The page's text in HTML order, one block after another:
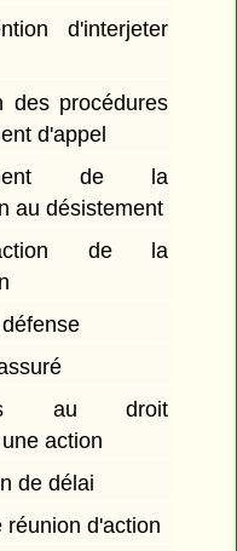
d'interjeter
des procédures
d'appel
de la
au désistement
de la
au droit
action
de délai
réunion d'action